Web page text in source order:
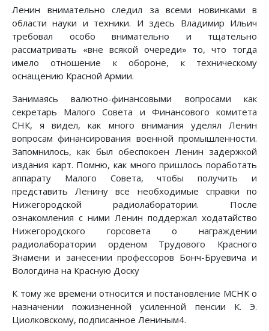
Ленин внимательно следил за всеми новинками в
области науки и техники. И здесь Владимир Ильич
требовал особо внимательно и тщательно
рассматривать «вне всякой очереди» то, что тогда
имело отношение к обороне, к техническому
оснащению Красной Армии.
Занимаясь валютно-финансовыми вопросами как
секретарь Малого Совета и Финансового комитета
СНК, я видел, как много внимания уделял Ленин
вопросам финансирования военной промышленности.
Запомнилось, как был обеспокоен Ленин задержкой
издания карт. Помню, как много пришлось поработать
аппарату Малого Совета, чтобы получить и
представить Ленину все необходимые справки по
Нижегородской радиолаборатории. После
ознакомления с ними Ленин поддержал ходатайство
Нижегородского горсовета о награждении
радиолаборатории орденом Трудового Красного
Знамени и занесении профессоров Бонч-Бруевича и
Вологдина на Красную Доску
К тому же времени относится и постановление МСНК о
назначении пожизненной усиленной пенсии К. Э.
Циолковскому, подписанное Лениным4.